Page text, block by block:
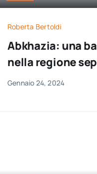
Roberta Bertoldi
Abkhazia: una
nella regione
Gennaio 24, 2024